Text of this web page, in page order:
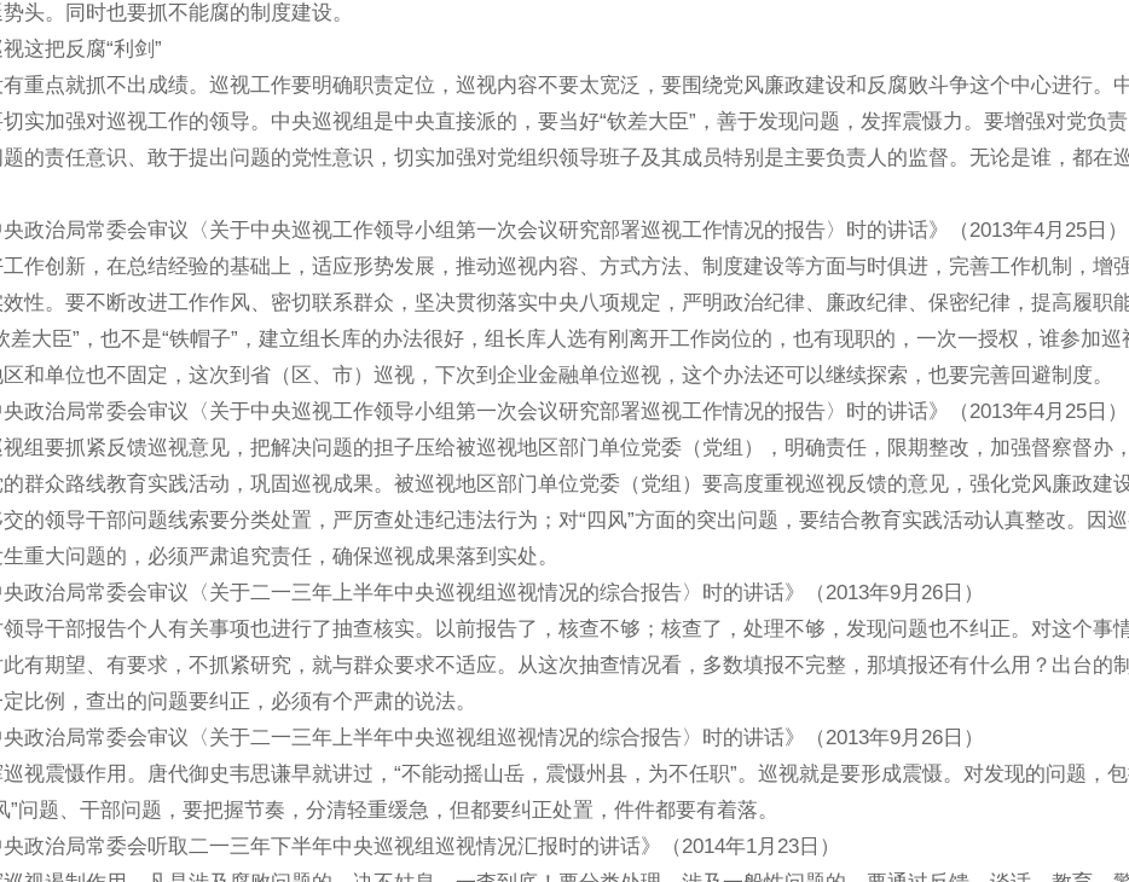
头。同时也要抓不能腐的制度建设。
这把反腐“利剑”
点就抓不出成绩。巡视工作要明确职责定位，巡视内容不要太宽泛，要围绕党风廉政建设和反腐败斗争这个中心进行。
实加强对巡视工作的领导。中央巡视组是中央直接派的，要当好“钦差大臣”，善于发现问题，发挥震慑力。要增强对党负
的责任意识、敢于提出问题的党性意识，切实加强对党组织领导班子及其成员特别是主要负责人的监督。无论是谁，都在
治局常委会审议〈关于中央巡视工作领导小组第一次会议研究部署巡视工作情况的报告〉时的讲话》（2013年4月25日）
创新，在总结经验的基础上，适应形势发展，推动巡视内容、方式方法、制度建设等方面与时俱进，完善工作机制，增
性。要不断改进工作作风、密切联系群众，坚决贯彻落实中央八项规定，严明政治纪律、廉政纪律、保密纪律，提高履职
差大臣”，也不是“铁帽子”，建立组长库的办法很好，组长库人选有刚离开工作岗位的，也有现职的，一次一授权，谁参加巡
和单位也不固定，这次到省（区、市）巡视，下次到企业金融单位巡视，这个办法还可以继续探索，也要完善回避制度。
治局常委会审议〈关于中央巡视工作领导小组第一次会议研究部署巡视工作情况的报告〉时的讲话》（2013年4月25日）
要抓紧反馈巡视意见，把解决问题的担子压给被巡视地区部门单位党委（党组），明确责任，限期整改，加强督察督办
群众路线教育实践活动，巩固巡视成果。被巡视地区部门单位党委（党组）要高度重视巡视反馈的意见，强化党风廉政建
的领导干部问题线索要分类处置，严厉查处违纪违法行为；对“四风”方面的突出问题，要结合教育实践活动认真整改。因
重大问题的，必须严肃追究责任，确保巡视成果落到实处。
治局常委会审议〈关于二一三年上半年中央巡视组巡视情况的综合报告〉时的讲话》（2013年9月26日）
干部报告个人有关事项也进行了抽查核实。以前报告了，核查不够；核查了，处理不够，发现问题也不纠正。对这个事
有期望、有要求，不抓紧研究，就与群众要求不适应。从这次抽查情况看，多数填报不完整，那填报还有什么用？出台的
比例，查出的问题要纠正，必须有个严肃的说法。
治局常委会审议〈关于二一三年上半年中央巡视组巡视情况的综合报告〉时的讲话》（2013年9月26日）
震慑作用。唐代御史韦思谦早就讲过，“不能动摇山岳，震慑州县，为不任职”。巡视就是要形成震慑。对发现的问题，
”问题、干部问题，要把握节奏，分清轻重缓急，但都要纠正处置，件件都要有着落。
治局常委会听取二一三年下半年中央巡视组巡视情况汇报时的讲话》（2014年1月23日）